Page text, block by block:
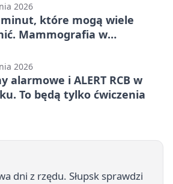
2026
które mogą wiele
Mammografia w
2026
alarmowe i ALERT RCB w
To będą tylko ćwiczenia
dni z rzędu. Słupsk sprawdzi